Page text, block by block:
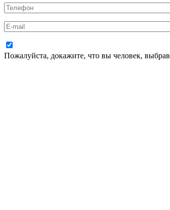
Пожалуйста, докажите, что вы человек, выбрав